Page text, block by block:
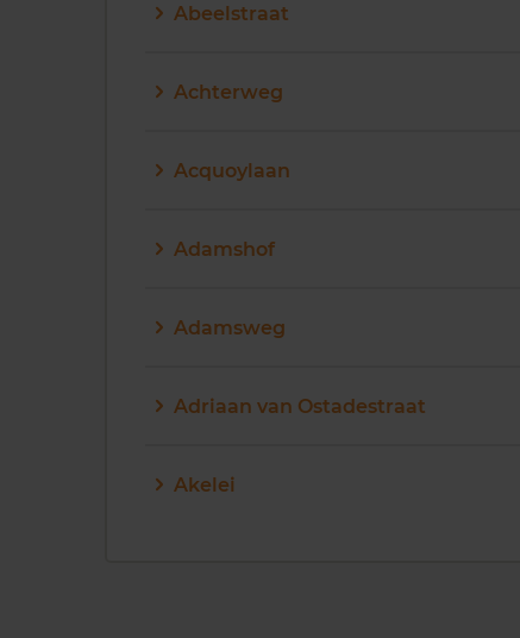
Abeelstraat
Achterweg
Acquoylaan
Adamshof
Adamsweg
Adriaan van Ostadestraat
Akelei